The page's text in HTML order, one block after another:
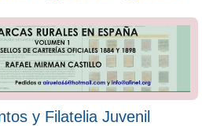
y Filatelia Juvenil